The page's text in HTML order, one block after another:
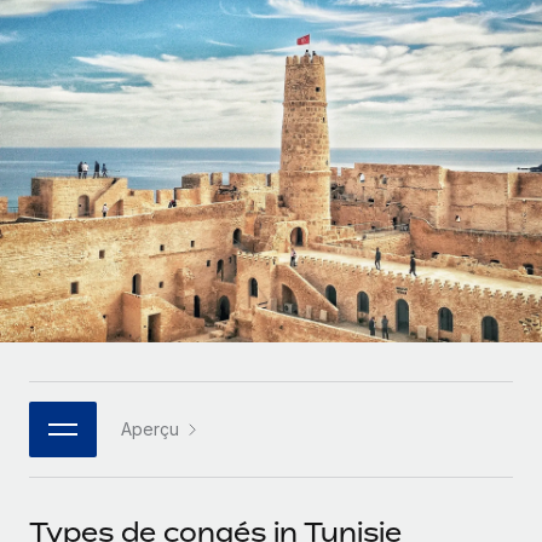
Gestion des freelances
Intégrez et gérez vos freelances partout dans le monde
PEO
Sous-traitez les opérations complexes liées à l’emploi
INFRASTRUCTURE
Intégration Remote
Intégrez vos RH aux flux de travail en toute simplicité
Plateforme
Des fonctions RH clés intégrées pour votre équipe
Connectez n'importe quel outil d’IA à Remote grâce à
notre MCP
Rationalisez vos processus avec des outils essentiels
Comparer Remote
Examinez notre service par rapport aux autres
CROISSANCE
Start-ups
Des solutions agiles et internationales pour les RH et la
paie des entreprises en pleine croissance
Entreprises intermédiaires
Développez vos équipes avec des solutions RH sur
mesure
Entreprise
Les RH à l’international pour les grandes entreprises
Partenaires stratégiques de la tech
pays
Calculateur de paiement des freelances
Découvrez les devises disponibles et les vitesses de
paiement pour vos freelances internationaux
APPRENDRE AVEC REMOTE
Recherche et guides
Études de cas
Checklists et modèles
Descriptions de postes
Nederlands
Français
Deutsch
Español
Italiano
Português (Portugal)
日本語
한국어
Connexion
Aperçu
Types de congés in Tunisie